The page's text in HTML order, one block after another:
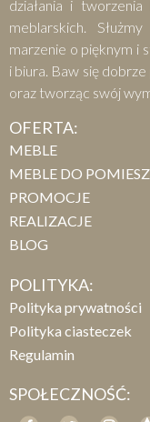
działania i
meblarskich.
marzenie o pięknym i
i biura. Baw się
oraz tworząc swój
OFERTA:
MEBLE
MEBLE DO
PROMOCJE
REALIZACJE
BLOG
POLITYKA:
Polityka prywatności
Polityka ciasteczek
Regulamin
SPOŁECZNOŚĆ: